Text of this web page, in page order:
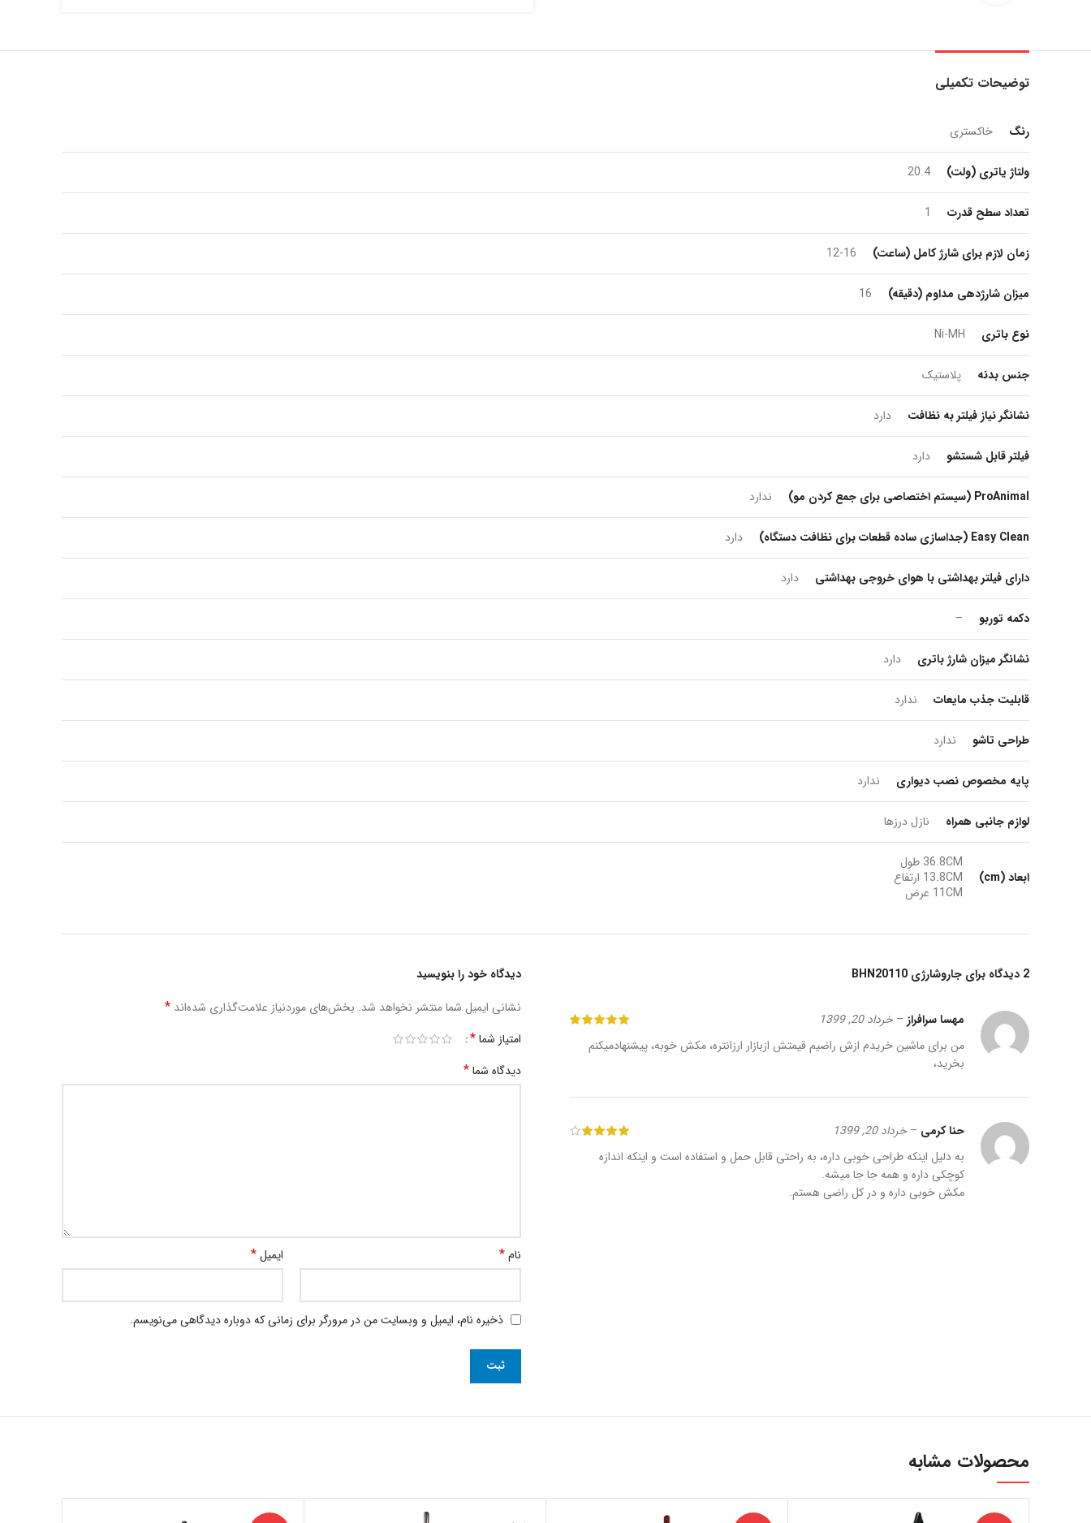
توضیحات تکمیلی
رنگ خاکستری
ولتاژ یاتری (ولت) 20.4
تعداد سطح قدرت 1
زمان لازم برای شارژ کامل (ساعت) 12-16
میزان شارژدهی مداوم (دقیقه) 16
نوع باتری Ni-MH
جنس بدنه پلاستیک
نشانگر نیاز فیلتر به نظافت دارد
فیلتر قابل شستشو دارد
ProAnimal (سیستم اختصاصی برای جمع کردن مو) ندارد
Easy Clean (جداسازی ساده قطعات برای نظافت دستگاه) دارد
دارای فیلتر بهداشتی با هوای خروجی بهداشتی دارد
دکمه توربو –
نشانگر میزان شارژ باتری دارد
قابلیت جذب مایعات ندارد
طراحی تاشو ندارد
پایه مخصوص نصب دیواری ندارد
لوازم جانبی همراه نازل درزها
ابعاد (cm)
36.8CM طول
13.8CM ارتفاع
11CM عرض
2 دیدگاه برای جاروشارژی BHN20110
مهسا سرافراز – خرداد 20, 1399
من برای ماشین خریدم ازش راضیم قیمتش ازبازار ارزانتره، مکش خوبه، پیشنهادمیکنم
بخرید،
حنا کرمی – خرداد 20, 1399
به دلیل اینکه طراحی خوبی داره، به راحتی قابل حمل و استفاده است و اینکه اندازه
کوچکی داره و همه جا جا میشه.
مکش خوبی داره و در کل راضی هستم.
دیدگاه خود را بنویسید
نشانی ایمیل شما منتشر نخواهد شد. بخش‌های موردنیاز علامت‌گذاری شده‌اند *
امتیاز شما*
دیدگاه شما*
نام* ایمیل*
ذخیره نام، ایمیل و وبسایت من در مرورگر برای زمانی که دوباره دیدگاهی می‌نویسم.
محصولات مشابه